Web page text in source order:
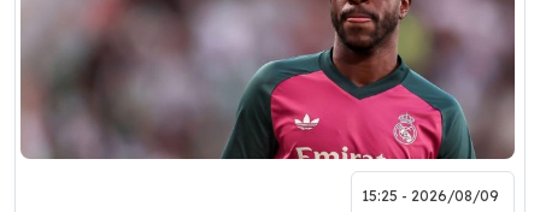
2026/08/09 - 15:25